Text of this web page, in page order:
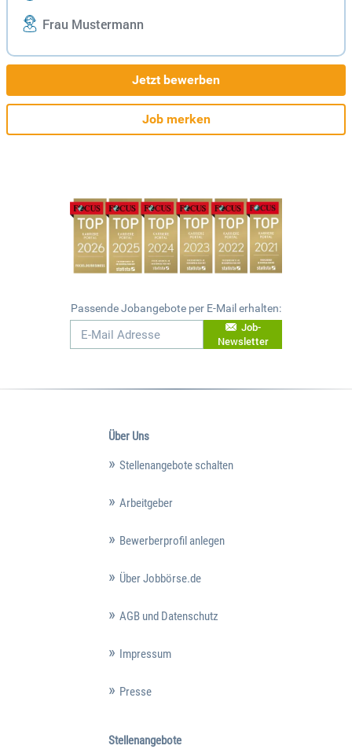
Frau Mustermann
Jetzt bewerben
Job merken
Passende Jobangebote per E-Mail erhalten:
Job-
Newsletter
Über Uns
Stellenangebote schalten
Arbeitgeber
Bewerberprofil anlegen
Über Jobbörse.de
AGB und Datenschutz
Impressum
Presse
Stellenangebote